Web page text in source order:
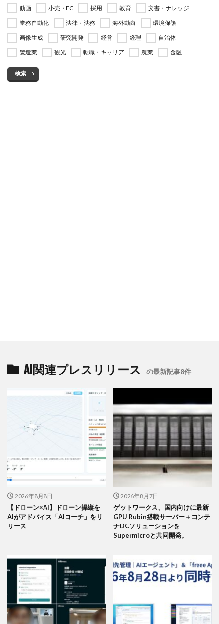
動画 小売・EC 採用 教育
文書・ナレッジ
業務自動化
法律・法務 海外動向
環境保護
画像生成
研究開発 経営 経理
自治体
製造業
観光 転職・キャリア 農業 金融
検索
AI関連プレスリリース の最新記事8件
2026年8月8日
【ドローン×AI】ドローン操縦を
AIがアドバイス「AIコーチ」をリ
リース
2026年8月7日
ゲットワークス、国内向けに最新
GPU Rubin搭載サーバー＋コンテ
ナDCソリューションを
Supermicroと共同開発。